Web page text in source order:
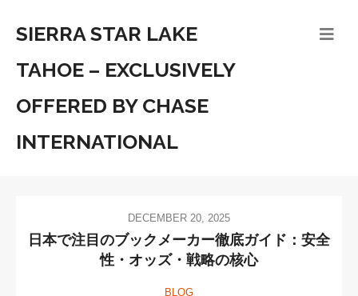
SIERRA STAR LAKE
TAHOE – EXCLUSIVELY
OFFERED BY CHASE
INTERNATIONAL
DECEMBER 20, 2025
日本で注目のブックメーカー徹底ガイド：安全
性・オッズ・戦略の核心
BLOG